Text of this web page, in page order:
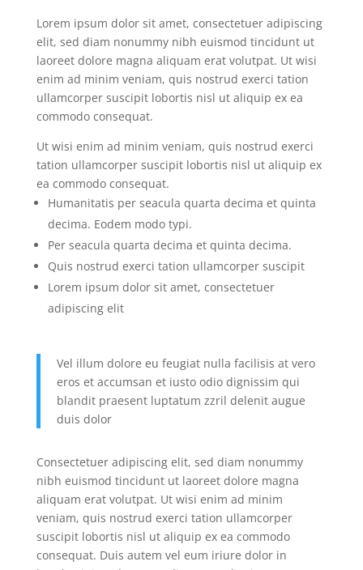
Lorem ipsum dolor sit amet, consectetuer adipiscing
elit, sed diam nonummy nibh euismod tincidunt ut
laoreet dolore magna aliquam erat volutpat. Ut wisi
enim ad minim veniam, quis nostrud exerci tation
ullamcorper suscipit lobortis nisl ut aliquip ex ea
commodo consequat.
Ut wisi enim ad minim veniam, quis nostrud exerci
tation ullamcorper suscipit lobortis nisl ut aliquip ex
ea commodo consequat.
Humanitatis per seacula quarta decima et quinta
decima. Eodem modo typi.
Per seacula quarta decima et quinta decima.
Quis nostrud exerci tation ullamcorper suscipit
Lorem ipsum dolor sit amet, consectetuer
adipiscing elit
Vel illum dolore eu feugiat nulla facilisis at vero
eros et accumsan et iusto odio dignissim qui
blandit praesent luptatum zzril delenit augue
duis dolor
Consectetuer adipiscing elit, sed diam nonummy
nibh euismod tincidunt ut laoreet dolore magna
aliquam erat volutpat. Ut wisi enim ad minim
veniam, quis nostrud exerci tation ullamcorper
suscipit lobortis nisl ut aliquip ex ea commodo
consequat. Duis autem vel eum iriure dolor in